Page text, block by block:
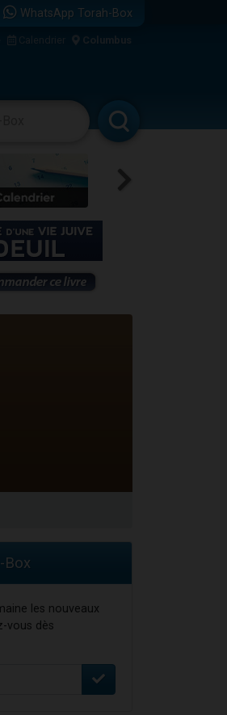
WhatsApp Torah-Box
Calendrier Columbus
Box
les nouveaux
vous dès